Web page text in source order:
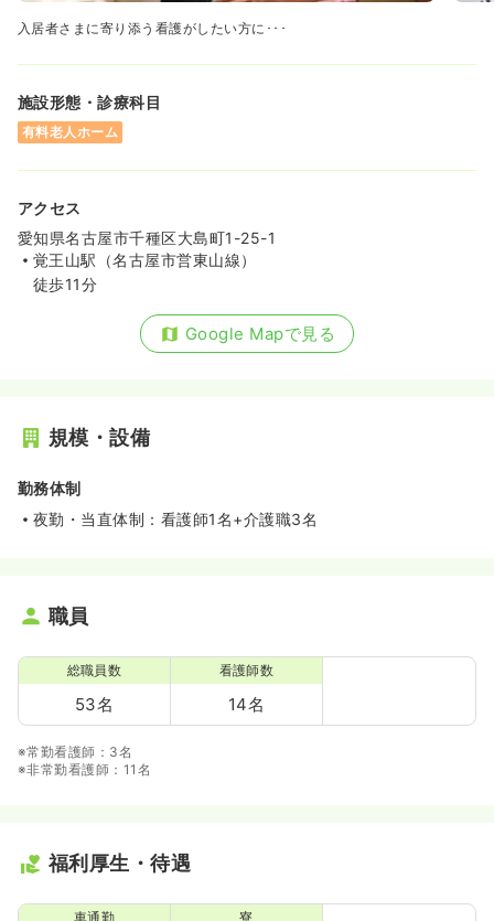
入居者さまに寄り添う看護がしたい方に･･･
施設形態・診療科目
有料老人ホーム
アクセス
愛知県名古屋市千種区大島町1-25-1
覚王山駅（名古屋市営東山線）
徒歩11分
Google Mapで見る
規模・設備
勤務体制
夜勤・当直体制：看護師1名+介護職3名
職員
総職員数
53名
看護師数
14名
※常勤看護師：3名
※非常勤看護師：11名
福利厚生・待遇
車通勤 寮